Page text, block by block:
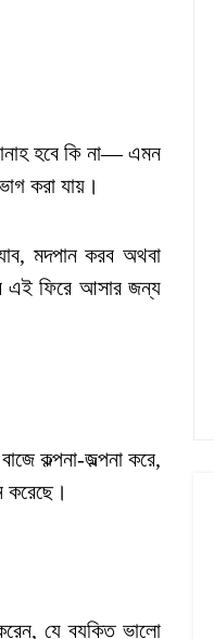
হবে কি না— এমন
করা যায়।
মদপান করব অথবা
এই ফিরে আসার জন্য
কল্পনা-জল্পনা করে,
করেছে।
যে ব্যক্তি ভালো